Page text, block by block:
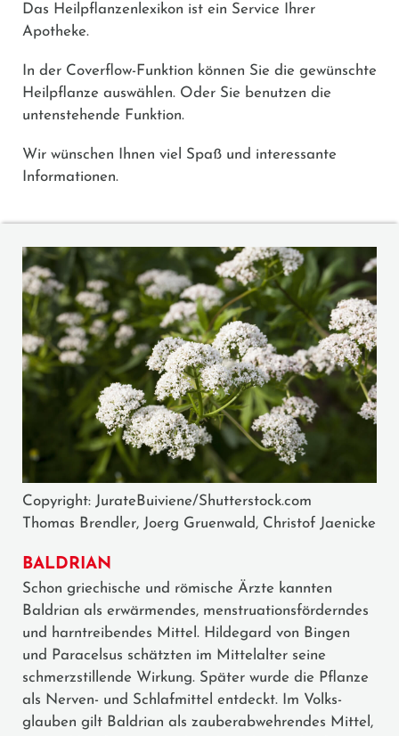
Das Heilpflanzenlexikon ist ein Service Ihrer
Apotheke.
In der Coverflow-Funktion können Sie die gewünschte
Heilpflanze auswählen. Oder Sie benutzen die
untenstehende Funktion.
Wir wünschen Ihnen viel Spaß und interessante
Informationen.
Copyright: JurateBuiviene/Shutterstock.com
Thomas Brendler, Joerg Gruenwald, Christof Jaenicke
BALDRIAN
Schon griechische und römische Ärzte kannten
Baldrian als erwärmendes, menstruationsförderndes
und harntreibendes Mittel. Hildegard von Bingen
und Paracelsus schätzten im Mittelalter seine
schmerzstillende Wirkung. Später wurde die Pflanze
als Nerven- und Schlafmittel entdeckt. Im Volks­
glauben gilt Baldrian als zauberabwehrendes Mittel,